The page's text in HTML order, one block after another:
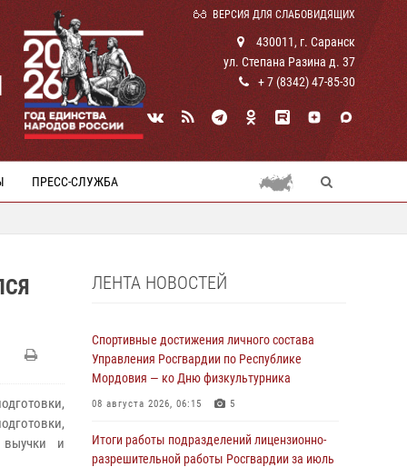
ВЕРСИЯ ДЛЯ СЛАБОВИДЯЩИХ
430011, г. Саранск
ул. Степана Разина д. 37
+ 7 (8342) 47-85-30
ПРЕСС-СЛУЖБА
выучки и
ЛЕНТА НОВОСТЕЙ
Спортивные достижения личного состава
Управления Росгвардии по Республике
Мордовия — ко Дню физкультурника
08 августа 2026, 06:15 5
Итоги работы подразделений лицензионно-
разрешительной работы Росгвардии за июль